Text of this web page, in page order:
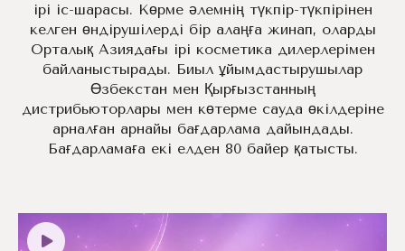
ірі іс-шарасы. Көрме әлемнің түкпір-түкпірінен
келген өндірушілерді бір алаңға жинап, оларды
Орталық Азиядағы ірі косметика дилерлерімен
байланыстырады. Биыл ұйымдастырушылар
Өзбекстан мен Қырғызстанның
дистрибьюторлары мен көтерме сауда өкілдеріне
арналған арнайы бағдарлама дайындады.
Бағдарламаға екі елден 80 байер қатысты.